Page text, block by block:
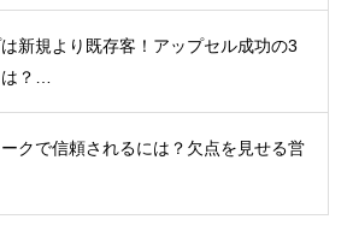
新規より既存客！アップセル成功の3
は？…
クで信頼されるには？欠点を見せる営